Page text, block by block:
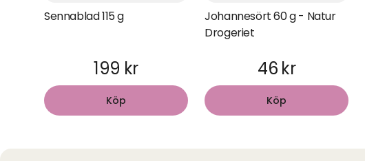
Sennablad 115 g
199 kr
Köp
Johannesört 60 g - Natur
Drogeriet
46 kr
Köp